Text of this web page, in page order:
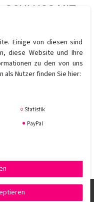
MIT
klinisch getestetes Bond-
heraus wiederherstellt.
und Umwelteinflüsse die
einzigartiger Protein-
sie, um der Haarfaser
Einige von diesen sind
diese Website und Ihre
zu den von uns
als Nutzer finden Sie hier:
Statistik
PayPal